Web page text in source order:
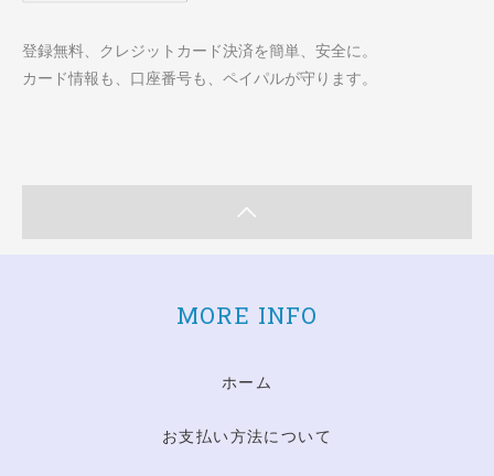
登録無料、クレジットカード決済を簡単、安全に。
カード情報も、口座番号も、ペイパルが守ります。
MORE INFO
ホーム
お支払い方法について